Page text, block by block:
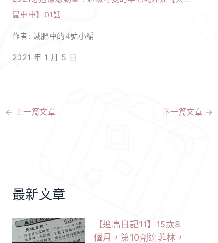
鼠車車】01話
作者: 減肥中的4號小編
2021 年 1 月 5 日
← 上一篇文章 下一篇文章 →
最新文章
【追高日記11】15歲8
個月，第10劑達菲林，